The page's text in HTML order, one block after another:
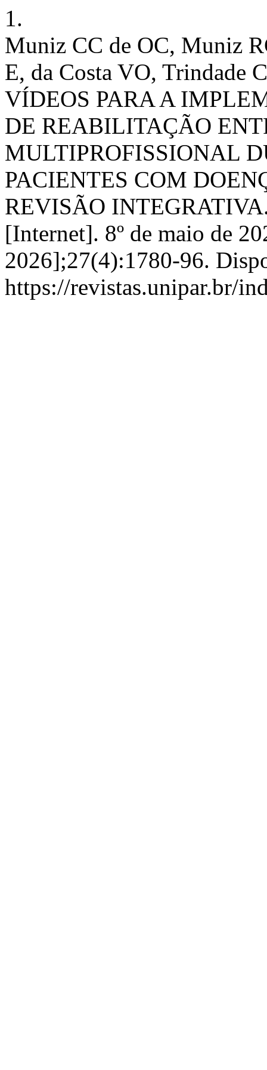
1.
Muniz CC de OC, Muniz
E, da Costa VO, Trindade
VÍDEOS PARA A
DE REABILITAÇÃO
MULTIPROFISSIONAL
PACIENTES COM
REVISÃO
[Internet]. 8º de maio de
2026];27(4):1780-96.
https://revistas.unipar.br/